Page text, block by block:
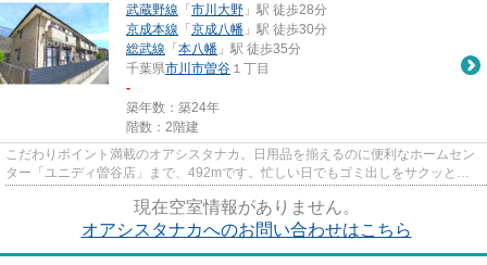
武蔵野線 「 市川大野 」駅 徒歩28分
京成本線 「 京成八幡 」駅 徒歩30分
総武線 「 本八幡 」駅 徒歩35分
千葉県市川市曽谷 １丁目
-
築年数：築24年
階数：2階建
こだわりポイント満載のオアシスタナカ。日用品を揃えるのに便利なホームセン
ター「ユニディ曽谷店」まで、492mです。忙しい日でもゴミ出しをサクッと終
現在空室情報がありません。
オアシスタナカへのお問い合わせはこちら